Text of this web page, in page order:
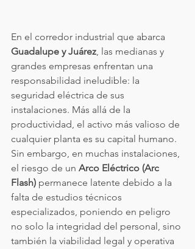
En el corredor industrial que abarca
Guadalupe y Juárez, las medianas y
grandes empresas enfrentan una
responsabilidad ineludible: la
seguridad eléctrica de sus
instalaciones. Más allá de la
productividad, el activo más valioso de
cualquier planta es su capital humano.
Sin embargo, en muchas instalaciones,
el riesgo de un Arco Eléctrico (Arc
Flash) permanece latente debido a la
falta de estudios técnicos
especializados, poniendo en peligro
no solo la integridad del personal, sino
también la viabilidad legal y operativa